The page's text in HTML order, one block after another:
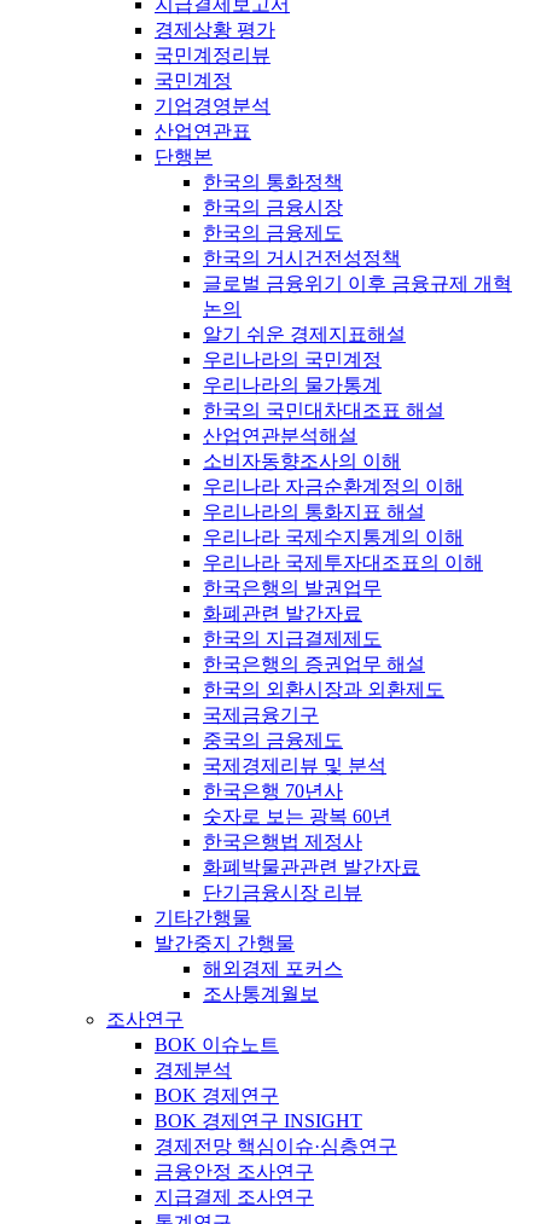
지급결제보고서
경제상황 평가
국민계정리뷰
국민계정
기업경영분석
산업연관표
단행본
한국의 통화정책
한국의 금융시장
한국의 금융제도
한국의 거시건전성정책
글로벌 금융위기 이후 금융규제 개혁
논의
알기 쉬운 경제지표해설
우리나라의 국민계정
우리나라의 물가통계
한국의 국민대차대조표 해설
산업연관분석해설
소비자동향조사의 이해
우리나라 자금순환계정의 이해
우리나라의 통화지표 해설
우리나라 국제수지통계의 이해
우리나라 국제투자대조표의 이해
한국은행의 발권업무
화폐관련 발간자료
한국의 지급결제제도
한국은행의 증권업무 해설
한국의 외환시장과 외환제도
국제금융기구
중국의 금융제도
국제경제리뷰 및 분석
한국은행 70년사
숫자로 보는 광복 60년
한국은행법 제정사
화폐박물관관련 발간자료
단기금융시장 리뷰
기타간행물
발간중지 간행물
해외경제 포커스
조사통계월보
조사연구
BOK 이슈노트
경제분석
BOK 경제연구
BOK 경제연구 INSIGHT
경제전망 핵심이슈·심층연구
금융안정 조사연구
지급결제 조사연구